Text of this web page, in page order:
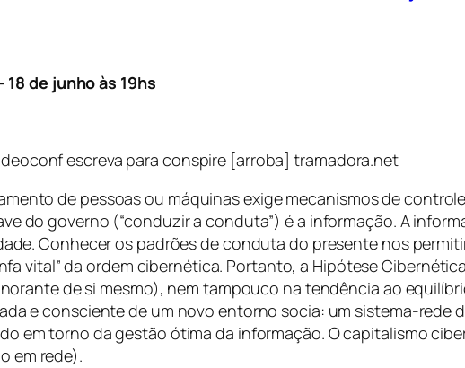
de junho às 19hs
escreva para conspire [arroba] tramadora.net
de pessoas ou máquinas exige mecanismos de
do governo (“conduzir a conduta”) é a informação. A
Conhecer os padrões de conduta do presente nos
vital” da ordem cibernética. Portanto, a Hipótese
de si mesmo), nem tampouco na tendência ao
e consciente de um novo entorno socia: um sistema-rede
em torno da gestão ótima da informação. O capitalismo
em rede).